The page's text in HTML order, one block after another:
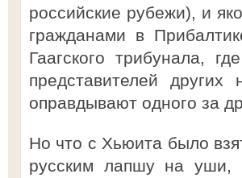
российские рубежи), и
гражданами в
Гаагского трибунала,
представителей
оправдывают одного за
Но что с Хьюита было
русским лапшу на уши,